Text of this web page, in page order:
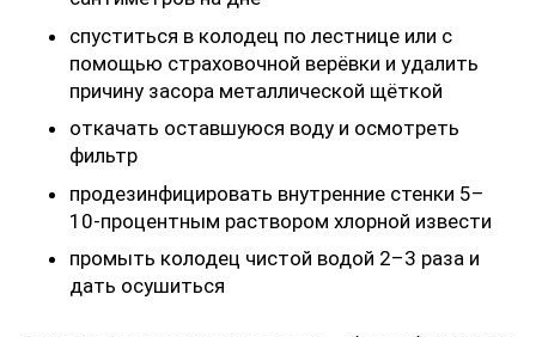
спуститься в колодец по лестнице или с
помощью страховочной верёвки и удалить
причину засора металлической щёткой
откачать оставшуюся воду и осмотреть
фильтр
продезинфицировать внутренние стенки 5–
10-процентным раствором хлорной извести
промыть колодец чистой водой 2–3 раза и
дать осушиться